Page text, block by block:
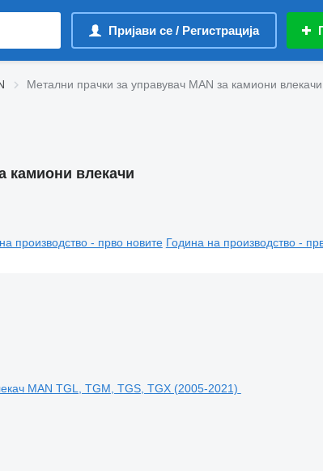
Пријави се / Регистрација
Метални прачки за управувач MAN за камиони влекачи
камиони влекачи
производство - прво новите Година на производство -